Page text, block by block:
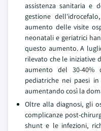
assistenza sanitaria e
gestione
aumento delle visite
neonatali e geriatrici
questo aumento. A
rilevato che le iniziative
aumento del 30-40%
pediatriche nei paesi
aumentando così la
Oltre alla diagnosi, gli
complicanze post-
shunt e le infezioni,